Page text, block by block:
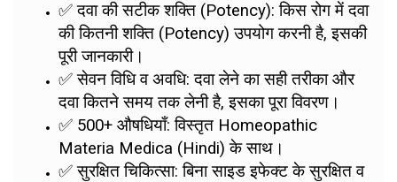
✅ दवा की सटीक शक्ति (Potency): किस रोग में दवा
की कितनी शक्ति (Potency) उपयोग करनी है, इसकी
पूरी जानकारी।
✅ सेवन विधि व अवधि: दवा लेने का सही तरीका और
दवा कितने समय तक लेनी है, इसका पूरा विवरण।
✅ 500+ औषधियाँ: विस्तृत Homeopathic
Materia Medica (Hindi) के साथ।
✅ सुरक्षित चिकित्सा: बिना साइड इफेक्ट के सुरक्षित व